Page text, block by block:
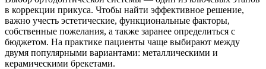
в коррекции прикуса. Чтобы найти эффективное решение,
важно учесть эстетические, функциональные факторы,
собственные пожелания, а также заранее определиться с
бюджетом. На практике пациенты чаще выбирают между
двумя популярными вариантами: металлическими и
керамическими брекетами.